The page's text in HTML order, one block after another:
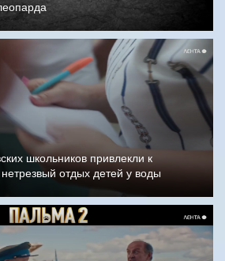
школьников привлекли к
нетрезвый отдых детей у воды